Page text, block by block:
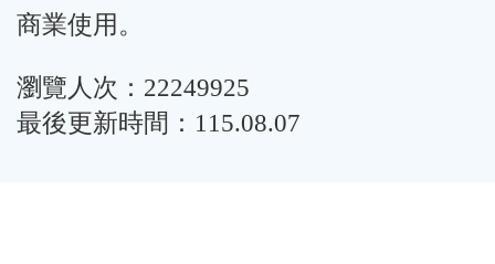
商業使用。
瀏覽人次：22249925
最後更新時間：115.08.07